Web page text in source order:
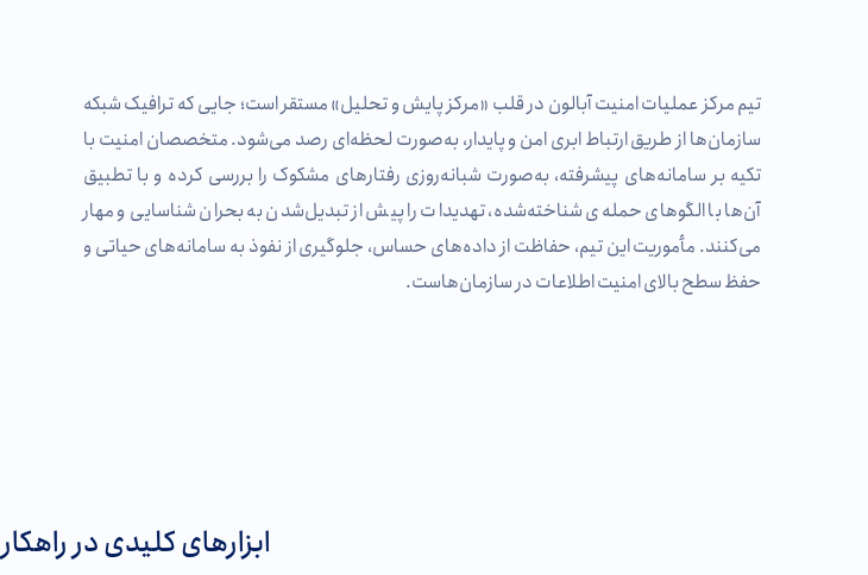
تیم مرکز عملیات امنیت آبالون در قلب «مرکز پایش و تحلیل» مستقر است؛ جایی که ترافیک شبکه
سازمان‌ها از طریق ارتباط ابری امن و پایدار، به‌صورت لحظه‌ای رصد می‌شود. متخصصان امنیت با
تکیه بر سامانه‌های پیشرفته، به‌صورت شبانه‌روزی رفتارهای مشکوک را بررسی کرده و با تطبیق
آن‌ها با الگوهای حمله‌ی شناخته‌شده، تهدیدات را پیش از تبدیل‌شدن به بحران شناسایی و مهار
می‌کنند. مأموریت این تیم، حفاظت از داده‌های حساس، جلوگیری از نفوذ به سامانه‌های حیاتی و
حفظ سطح بالای امنیت اطلاعات در سازمان‌هاست.
ابزارهای کلیدی در راهکار SOC آبالون